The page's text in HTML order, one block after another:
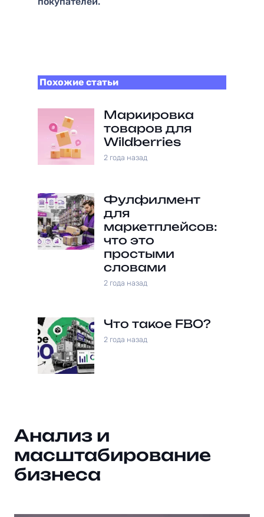
Похожие статьи
Маркировка
товаров для
Wildberries
2 года назад
Фулфилмент
для
маркетплейсов:
что это
простыми
словами
2 года назад
Что такое FBO?
2 года назад
Анализ и
масштабирование
бизнеса